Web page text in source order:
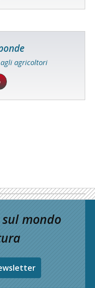
agricoltori
mondo